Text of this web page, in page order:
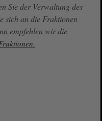
Sie der Verwaltung des
sich an die Fraktionen
empfehlen wir die